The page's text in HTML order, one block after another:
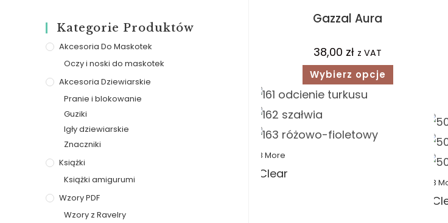
Gazzal Aura
38,00 zł z VAT
Wybierz opcje
+8 More
Clear
+3
Kategorie Produktów
Akcesoria Do Maskotek
Oczy i noski do maskotek
Akcesoria Dziewiarskie
Pranie i blokowanie
Guziki
Igły dziewiarskie
Znaczniki
Książki
Książki amigurumi
Wzory PDF
Wzory z Ravelry